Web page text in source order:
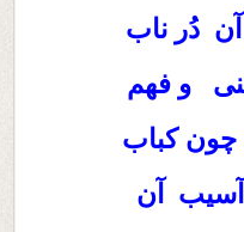
دُر ناب
و فهم
کباب
آن